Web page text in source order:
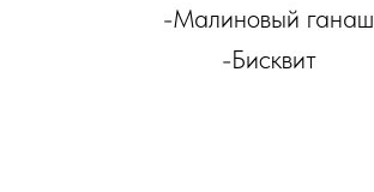
-Малиновый ганаш
-Бисквит